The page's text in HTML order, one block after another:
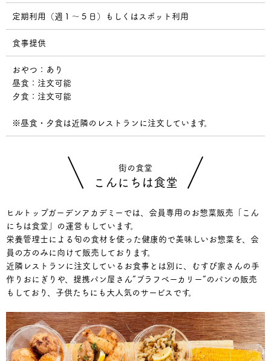
定期利用（週１～５日）もしくはスポット利用
食事提供
おやつ：あり
昼食：注文可能
夕食：注文可能
※昼食・夕食は近隣のレストランに注文しています。
街の食堂
こんにちは食堂
ヒルトップガーデンアカデミーでは、会員専用のお惣菜販売「こん
にちは食堂」の運営もしています。
栄養管理士による旬の食材を使った健康的で美味しいお惣菜を、会
員の方のみに向けて販売しております。
近隣レストランに注文しているお食事とは別に、むすび家さんの手
作りおにぎりや、提携パン屋さん”ブラフベーカリー”のパンの販売
もしており、子供たちにも大人気のサービスです。